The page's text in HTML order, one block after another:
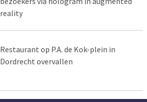
reality
Restaurant op P.A. de Kok-plein in
Dordrecht overvallen